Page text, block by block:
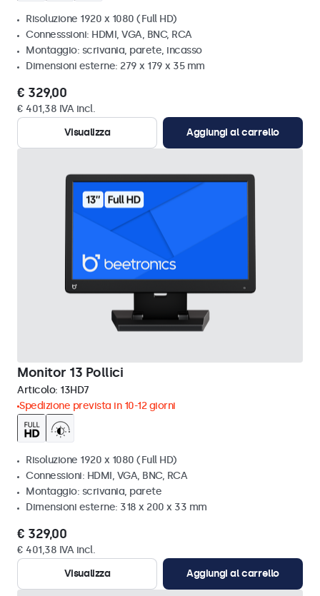
Risoluzione 1920 x 1080 (Full HD)
Connesssioni: HDMI, VGA, BNC, RCA
Montaggio: scrivania, parete, incasso
Dimensioni esterne: 279 x 179 x 35 mm
€ 329,00
€ 401,38 IVA incl.
Visualizza
Aggiungi al carrello
Monitor 13 Pollici
Articolo: 13HD7
Spedizione prevista in 10-12 giorni
Risoluzione 1920 x 1080 (Full HD)
Connessioni: HDMI, VGA, BNC, RCA
Montaggio: scrivania, parete
Dimensioni esterne: 318 x 200 x 33 mm
€ 329,00
€ 401,38 IVA incl.
Visualizza
Aggiungi al carrello